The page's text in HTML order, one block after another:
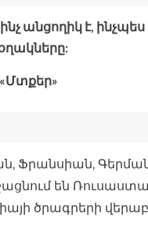
անցողիկ է, ինչպես
«Մտքեր»
Ֆրանսիան,
են
ծրագրերի